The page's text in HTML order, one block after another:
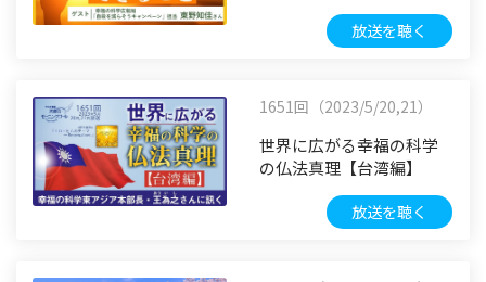
放送を聴く
1651回（2023/5/20,21）
世界に広がる幸福の科学
の仏法真理【台湾編】
放送を聴く